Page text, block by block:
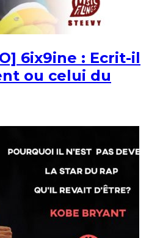
6ix9ine : Ecrit-il
ou celui du